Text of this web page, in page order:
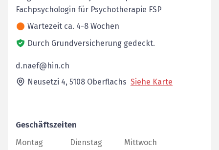
Fachpsychologin für Psychotherapie FSP
Wartezeit ca. 4-8 Wochen
Durch Grundversicherung gedeckt.
d.naef@hin.ch
Neusetzi 4, 5108 Oberflachs Siehe Karte
Geschäftszeiten
Montag
Dienstag
Mittwoch